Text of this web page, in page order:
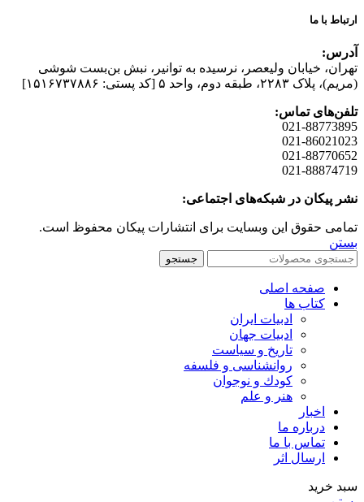
ارتباط با ما
آدرس:
تهران، خیابان وليعصر، نرسيده به توانير، نبش بن‌بست شوشی
(مريم)، پلاک ۲۲۸۳، طبقه دوم، واحد ۵ [کد پستی: ۱۵۱۶۷۳۷۸۸۶]
تلفن‌های تماس:
021-88773895
021-86021023
021-88770652
021-88874719
نشر پیکان در شبکه‌های اجتماعی:
تمامی حقوق این وبسایت برای انتشارات پیکان محفوظ است.
بستن
جستجو
صفحه اصلی
کتاب ها
ادبیات ایران
ادبیات جهان
تاریخ و سیاست
روانشناسی و فلسفه
کودك و نوجوان
هنر و علم
اخبار
درباره ما
تماس با ما
ارسال اثر
سبد خرید